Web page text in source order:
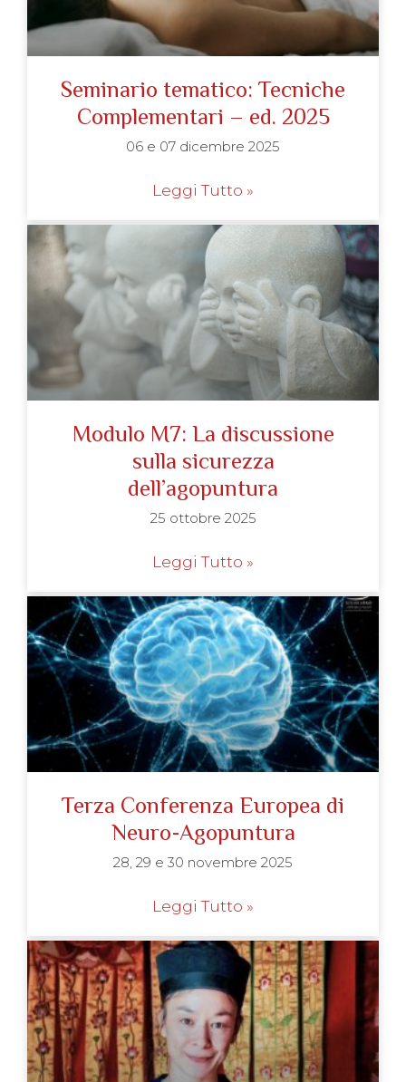
Seminario tematico: Tecniche
Complementari – ed. 2025
06 e 07 dicembre 2025
Leggi Tutto »
Modulo M7: La discussione
sulla sicurezza
dell’agopuntura
25 ottobre 2025
Leggi Tutto »
Terza Conferenza Europea di
Neuro-Agopuntura
28, 29 e 30 novembre 2025
Leggi Tutto »